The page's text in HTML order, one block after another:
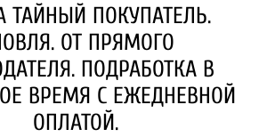
ТАЙНЫЙ ПОКУПАТЕЛЬ.
ОТ ПРЯМОГО
ПОДРАБОТКА В
ВРЕМЯ С ЕЖЕДНЕВНОЙ
ОПЛАТОЙ.